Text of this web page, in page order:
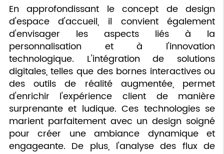
En approfondissant le concept de design
d'espace d'accueil, il convient également
d'envisager les aspects liés à la
personnalisation et à l'innovation
technologique. L'intégration de solutions
digitales, telles que des bornes interactives ou
des outils de réalité augmentée, permet
d'enrichir l'expérience client de manière
surprenante et ludique. Ces technologies se
marient parfaitement avec un design soigné
pour créer une ambiance dynamique et
engageante. De plus, l'analyse des flux de